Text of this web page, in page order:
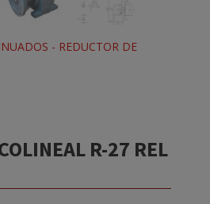
R-27 REL
- REDUCTOR DE